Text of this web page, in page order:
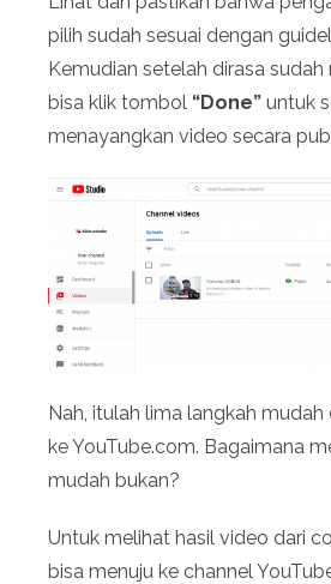
pilih sudah sesuai dengan
Kemudian setelah dirasa
bisa klik tombol “Done” untuk
menayangkan video secara
Nah, itulah lima langkah
ke YouTube.com. Bagaimana
mudah bukan?
Untuk melihat hasil video dari
bisa menuju ke channel